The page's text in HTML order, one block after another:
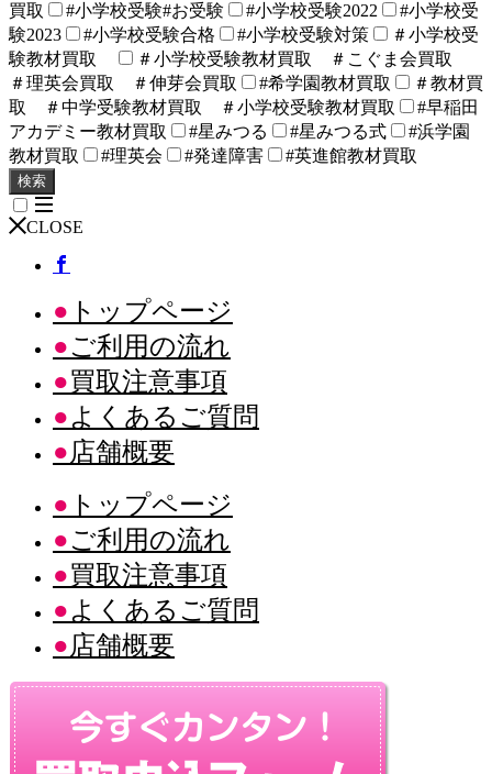
買取
#小学校受験#お受験 #小学校受験2022
#小学校受
験2023
#小学校受験合格 #小学校受験対策
＃小学校受
験教材買取
＃小学校受験教材買取 ＃こぐま会買取
＃理英会買取 ＃伸芽会買取
#希学園教材買取
＃教材買
取 ＃中学受験教材買取 ＃小学校受験教材買取
#早稲田
アカデミー教材買取
#星みつる #星みつる式
#浜学園
教材買取
#理英会 #発達障害 #英進館教材買取
検索
CLOSE
トップページ
ご利用の流れ
買取注意事項
よくあるご質問
店舗概要
トップページ
ご利用の流れ
買取注意事項
よくあるご質問
店舗概要